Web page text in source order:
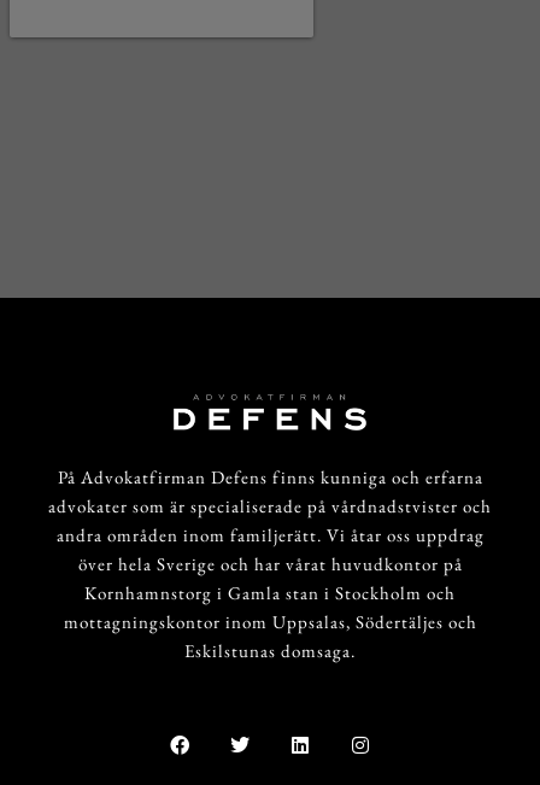
På Advokatfirman Defens finns kunniga och erfarna
advokater som är specialiserade på vårdnadstvister och
andra områden inom familjerätt. Vi åtar oss uppdrag
över hela Sverige och har vårat huvudkontor på
Kornhamnstorg i Gamla stan i Stockholm och
mottagningskontor inom Uppsalas, Södertäljes och
Eskilstunas domsaga.